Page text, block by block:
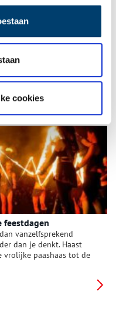
cookies
pap’
de bijen die er al
er nog steeds. Imker
over vertellen.
feestdagen
vanzelfsprekend
dan je denkt. Haast
vrolijke paashaas tot de